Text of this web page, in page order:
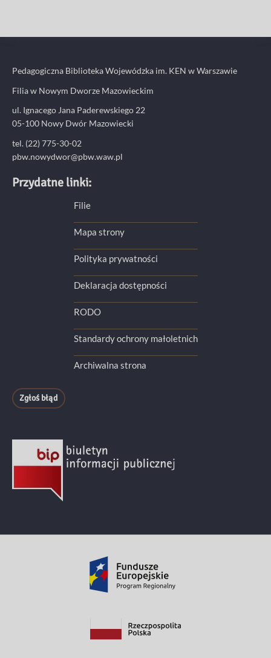
Pedagogiczna Biblioteka Wojewódzka im. KEN w Warszawie
Filia w Nowym Dworze Mazowieckim
ul. Ignacego Jana Paderewskiego 22
05-100 Nowy Dwór Mazowiecki
tel. (22) 775-30-02
pbw.nowydwor@pbw.waw.pl
Przydatne linki:
Filie
Mapa strony
Polityka prywatności
Deklaracja dostępności
RODO
Standardy ochrony małoletnich
Archiwalna strona
Zgłoś błąd